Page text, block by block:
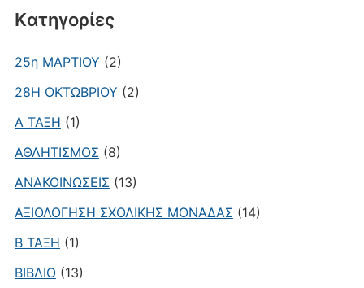
Kατηγορίες
25η ΜΑΡΤΙΟΥ (2)
28Η ΟΚΤΩΒΡΙΟΥ (2)
Α ΤΑΞΗ (1)
ΑΘΛΗΤΙΣΜΟΣ (8)
ΑΝΑΚΟΙΝΩΣΕΙΣ (13)
ΑΞΙΟΛΟΓΗΣΗ ΣΧΟΛΙΚΗΣ ΜΟΝΑΔΑΣ (14)
Β ΤΑΞΗ (1)
ΒΙΒΛΙΟ(13)